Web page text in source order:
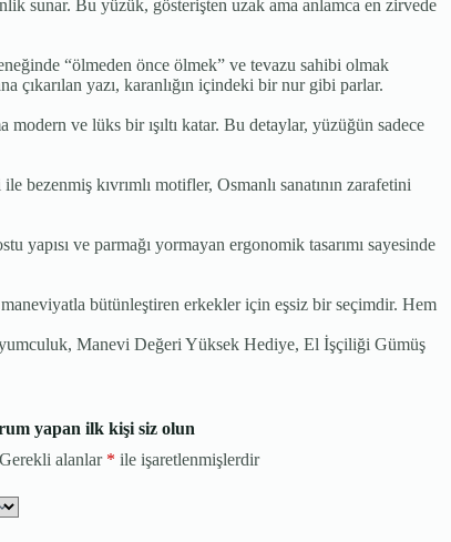
sunar. Bu yüzük, gösterişten uzak ama anlamca en zirvede
“ölmeden önce ölmek” ve tevazu sahibi olmak
çıkarılan yazı, karanlığın içindeki bir nur gibi parlar.
ve lüks bir ışıltı katar. Bu detaylar, yüzüğün sadece
bezenmiş kıvrımlı motifler, Osmanlı sanatının zarafetini
ve parmağı yormayan ergonomik tasarımı sayesinde
bütünleştiren erkekler için eşsiz bir seçimdir. Hem
Manevi Değeri Yüksek Hediye, El İşçiliği Gümüş
yapan ilk kişi siz olun
Gerekli alanlar * ile işaretlenmişlerdir